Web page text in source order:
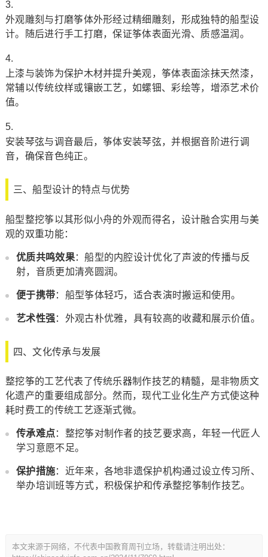
外观雕刻与打磨筝体外形经过精细雕刻，形成独特的船型设
计。随后进行手工打磨，保证筝体表面光滑、质感温润。
上漆与装饰为保护木材并提升美观，筝体表面涂抹天然漆，
常辅以传统纹样或镶嵌工艺，如螺钿、彩绘等，增添艺术价
值。
安装琴弦与调音最后，筝体安装琴弦，并根据音阶进行调
音，确保音色纯正。
三、船型设计的特点与优势
船型整挖筝以其形似小舟的外观而得名，设计融合实用与美
观的双重功能：
优质共鸣效果：船型的内腔设计优化了声波的传播与反
射，音质更加清亮圆润。
便于携带：船型筝体轻巧，适合表演时搬运和使用。
艺术性强：外观古朴优雅，具有较高的收藏和展示价值。
四、文化传承与发展
整挖筝的工艺代表了传统乐器制作技艺的精髓，是非物质文
化遗产的重要组成部分。然而，现代工业化生产方式使这种
耗时费工的传统工艺逐渐式微。
传承难点：整挖筝对制作者的技艺要求高，年轻一代匠人
学习意愿不足。
保护措施：近年来，各地非遗保护机构通过设立传习所、
举办培训班等方式，积极保护和传承整挖筝制作技艺。
本文来源于网络，不代表中国教育周刊立场，转载请注明出处：